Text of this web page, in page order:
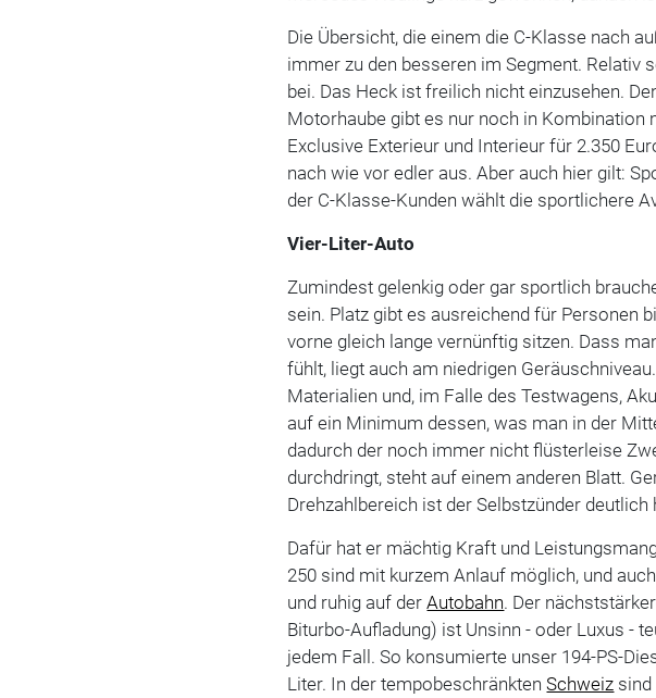
Die Übersicht, die einem die C-Klasse nach
immer zu den besseren im Segment. Relativ
bei. Das Heck ist freilich nicht einzusehen.
Motorhaube gibt es nur noch in Kombination
Exclusive Exterieur und Interieur für 2.350
nach wie vor edler aus. Aber auch hier gilt:
der C-Klasse-Kunden wählt die sportlichere
Vier-Liter-Auto
Zumindest gelenkig oder gar sportlich
sein. Platz gibt es ausreichend für Personen
vorne gleich lange vernünftig sitzen. Dass
fühlt, liegt auch am niedrigen
Materialien und, im Falle des Testwagens,
auf ein Minimum dessen, was man in der
dadurch der noch immer nicht flüsterleise
durchdringt, steht auf einem anderen Blatt.
Drehzahlbereich ist der Selbstzünder deutlich
Dafür hat er mächtig Kraft und
250 sind mit kurzem Anlauf möglich, und
und ruhig auf derAutobahn. Der
Biturbo-Aufladung) ist Unsinn - oder Luxus -
jedem Fall. So konsumierte unser 194-PS-
Liter. In der tempobeschränktenSchweiz sind